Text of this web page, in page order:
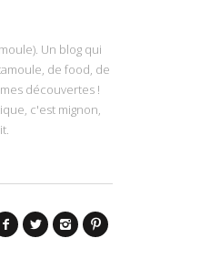
Un blog qui
de food, de
découvertes !
c'est mignon,